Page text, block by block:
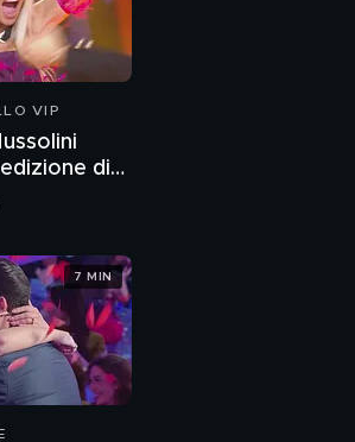
VIP
di
VIP
7 MIN